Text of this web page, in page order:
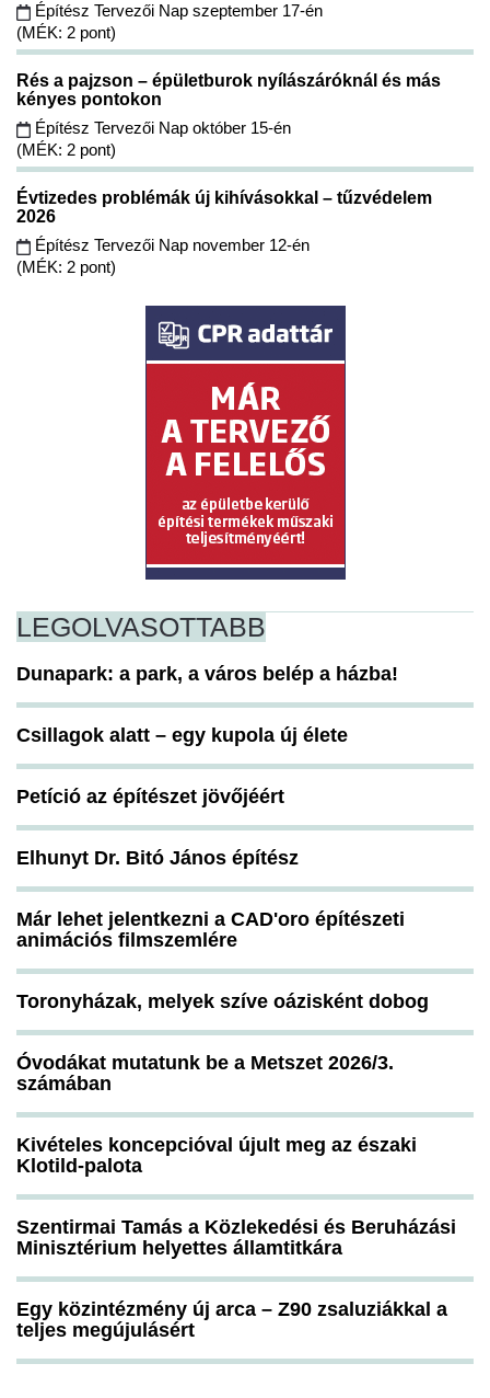
Építész Tervezői Nap szeptember 17-én
(MÉK: 2 pont)
Rés a pajzson – épületburok nyílászáróknál és más
kényes pontokon
Építész Tervezői Nap október 15-én
(MÉK: 2 pont)
Évtizedes problémák új kihívásokkal – tűzvédelem
2026
Építész Tervezői Nap november 12-én
(MÉK: 2 pont)
LEGOLVASOTTABB
Dunapark: a park, a város belép a házba!
Csillagok alatt – egy kupola új élete
Petíció az építészet jövőjéért
Elhunyt Dr. Bitó János építész
Már lehet jelentkezni a CAD'oro építészeti
animációs filmszemlére
Toronyházak, melyek szíve oázisként dobog
Óvodákat mutatunk be a Metszet 2026/3.
számában
Kivételes koncepcióval újult meg az északi
Klotild-palota
Szentirmai Tamás a Közlekedési és Beruházási
Minisztérium helyettes államtitkára
Egy közintézmény új arca – Z90 zsaluziákkal a
teljes megújulásért